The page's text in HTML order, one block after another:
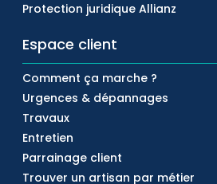
Protection juridique Allianz
Espace client
Comment ça marche ?
Urgences & dépannages
Travaux
Entretien
Parrainage client
Trouver un artisan par métier